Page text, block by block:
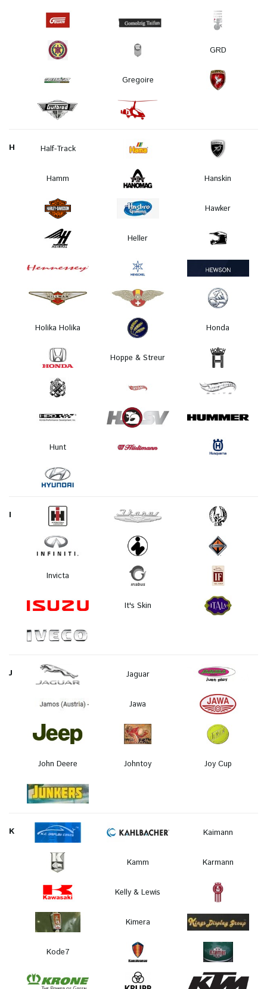
GRD
Gregoire
H Half-Track
Hamm Hanskin
Hawker
Heller
Holika Holika Honda
Hoppe & Streur
Hunt
I
Invicta
It's Skin
J Jaguar
Jawa
John Deere Johntoy Joy Cup
K Kaimann
Kamm Karmann
Kelly & Lewis
Kimera
Kode7